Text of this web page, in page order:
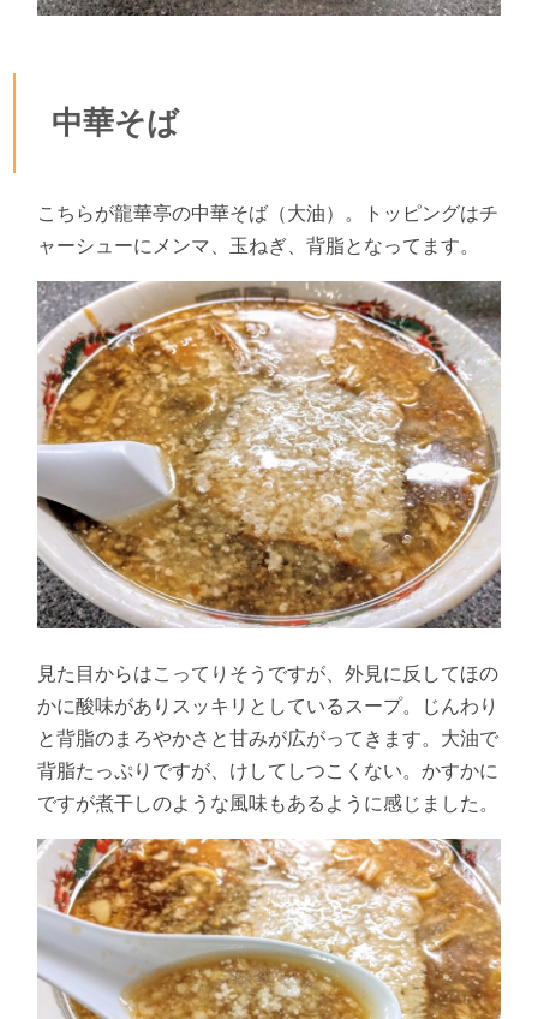
中華そば
こちらが龍華亭の中華そば（大油）。トッピングはチ
ャーシューにメンマ、玉ねぎ、背脂となってます。
見た目からはこってりそうですが、外見に反してほの
かに酸味がありスッキリとしているスープ。じんわり
と背脂のまろやかさと甘みが広がってきます。大油で
背脂たっぷりですが、けしてしつこくない。かすかに
ですが煮干しのような風味もあるように感じました。